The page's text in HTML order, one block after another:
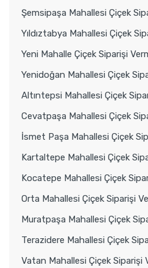
Şemsipaşa Mahallesi Çiçek
Yıldıztabya Mahallesi Çiçek
Yeni Mahalle Çiçek Siparişi
Yenidoğan Mahallesi Çiçek
Altıntepsi Mahallesi Çiçek
Cevatpaşa Mahallesi Çiçek
İsmet Paşa Mahallesi Çiçek
Kartaltepe Mahallesi Çiçek
Kocatepe Mahallesi Çiçek
Orta Mahallesi Çiçek Siparişi
Muratpaşa Mahallesi Çiçek
Terazidere Mahallesi Çiçek
Vatan Mahallesi Çiçek Siparişi